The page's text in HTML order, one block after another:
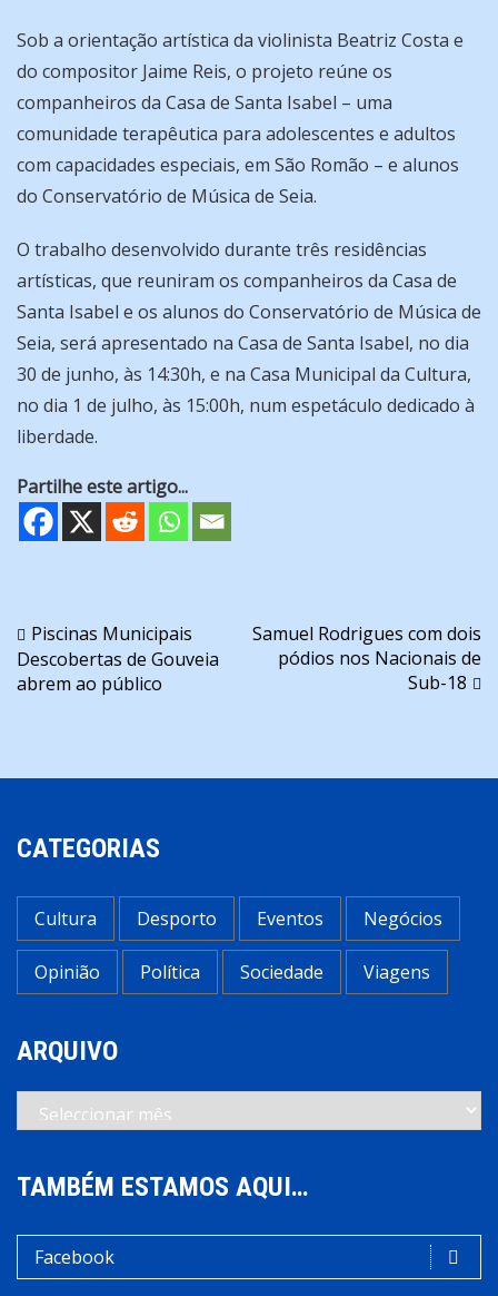
Sob a orientação artística da violinista Beatriz Costa e
do compositor Jaime Reis, o projeto reúne os
companheiros da Casa de Santa Isabel – uma
comunidade terapêutica para adolescentes e adultos
com capacidades especiais, em São Romão – e alunos
do Conservatório de Música de Seia.
O trabalho desenvolvido durante três residências
artísticas, que reuniram os companheiros da Casa de
Santa Isabel e os alunos do Conservatório de Música de
Seia, será apresentado na Casa de Santa Isabel, no dia
30 de junho, às 14:30h, e na Casa Municipal da Cultura,
no dia 1 de julho, às 15:00h, num espetáculo dedicado à
liberdade.
Partilhe este artigo...
Navegação
de
Piscinas Municipais
Descobertas de Gouveia
abrem ao público
Samuel Rodrigues com dois
pódios nos Nacionais de
Sub-18
CATEGORIAS
Cultura Desporto Eventos Negócios
Opinião Política Sociedade Viagens
ARQUIVO
Arquivo
TAMBÉM ESTAMOS AQUI…
Facebook